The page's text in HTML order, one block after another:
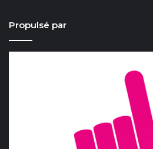
Propulsé par